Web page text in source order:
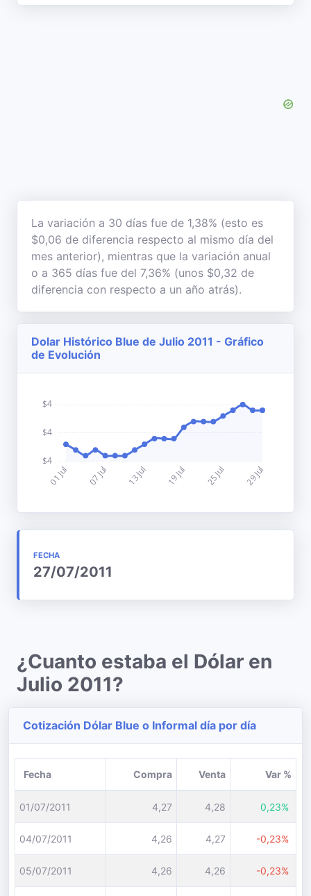
La variación a 30 días fue de 1,38% (esto es
$0,06 de diferencia respecto al mismo día del
mes anterior), mientras que la variación anual
o a 365 días fue del 7,36% (unos $0,32 de
diferencia con respecto a un año atrás).
Dolar Histórico Blue de Julio 2011 - Gráfico
de Evolución
FECHA
27/07/2011
¿Cuanto estaba el Dólar en
Julio 2011?
Cotización Dólar Blue o Informal día por día
Fecha Compra Venta Var %
01/07/2011 4,27 4,28 0,23%
04/07/2011 4,26 4,27 -0,23%
05/07/2011 4,26 4,26 -0,23%